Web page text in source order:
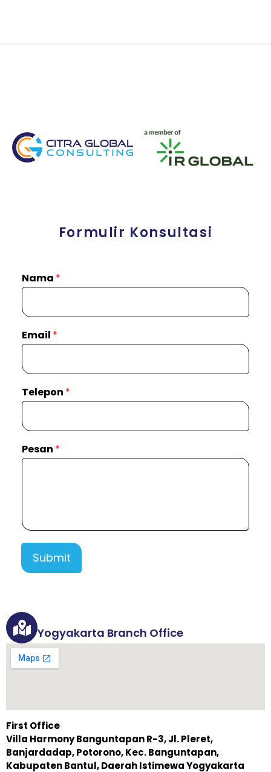
Formulir Konsultasi
Nama *
Email *
Telepon *
Pesan *
Submit
Yogyakarta Branch Office
First Office
Villa Harmony Banguntapan R-3, Jl. Pleret,
Banjardadap, Potorono, Kec. Banguntapan,
Kabupaten Bantul, Daerah Istimewa Yogyakarta